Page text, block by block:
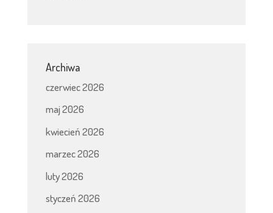
Archiwa
czerwiec 2026
maj 2026
kwiecień 2026
marzec 2026
luty 2026
styczeń 2026